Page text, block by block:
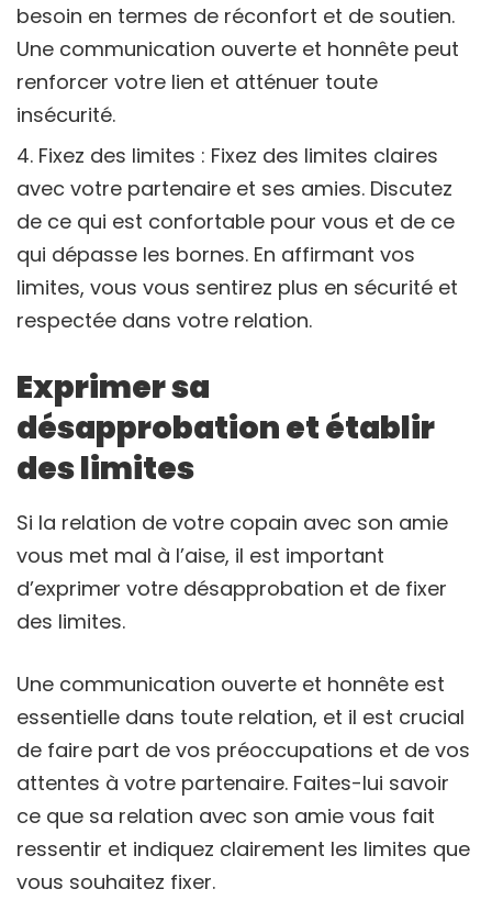
besoin en termes de réconfort et de soutien.
Une communication ouverte et honnête peut
renforcer votre lien et atténuer toute
insécurité.
Fixez des limites : Fixez des limites claires
avec votre partenaire et ses amies. Discutez
de ce qui est confortable pour vous et de ce
qui dépasse les bornes. En affirmant vos
limites, vous vous sentirez plus en sécurité et
respectée dans votre relation.
Exprimer sa
désapprobation et établir
des limites
Si la relation de votre copain avec son amie
vous met mal à l’aise, il est important
d’exprimer votre désapprobation et de fixer
des limites.
Une communication ouverte et honnête est
essentielle dans toute relation, et il est crucial
de faire part de vos préoccupations et de vos
attentes à votre partenaire. Faites-lui savoir
ce que sa relation avec son amie vous fait
ressentir et indiquez clairement les limites que
vous souhaitez fixer.